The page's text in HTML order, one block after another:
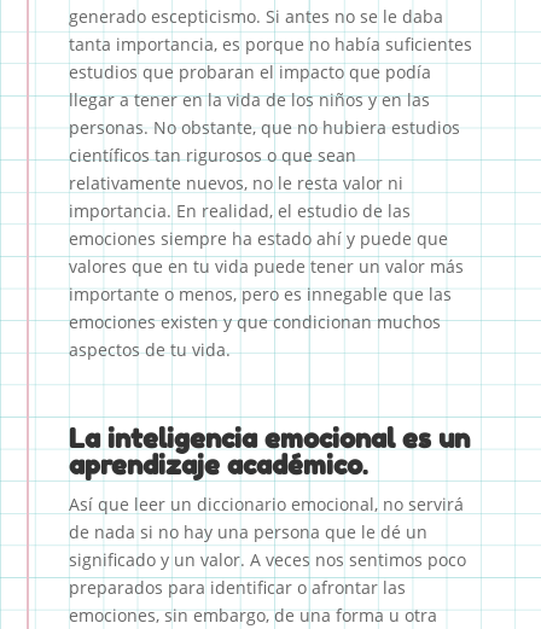
generado escepticismo. Si antes no se le daba
tanta importancia, es porque no había suficientes
estudios que probaran el impacto que podía
llegar a tener en la vida de los niños y en las
personas. No obstante, que no hubiera estudios
científicos tan rigurosos o que sean
relativamente nuevos, no le resta valor ni
importancia. En realidad, el estudio de las
emociones siempre ha estado ahí y puede que
valores que en tu vida puede tener un valor más
importante o menos, pero es innegable que las
emociones existen y que condicionan muchos
aspectos de tu vida.
La inteligencia emocional es un
aprendizaje académico.
Así que leer un diccionario emocional, no servirá
de nada si no hay una persona que le dé un
significado y un valor. A veces nos sentimos poco
preparados para identificar o afrontar las
emociones, sin embargo, de una forma u otra